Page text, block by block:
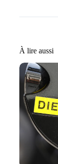
À lire aussi